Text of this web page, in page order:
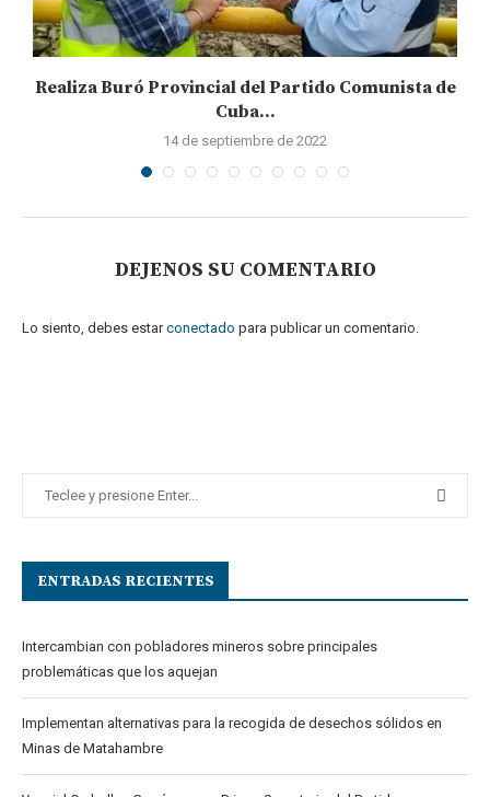
Realiza Buró Provincial del Partido Comunista de
Cuba...
14 de septiembre de 2022
DEJENOS SU COMENTARIO
Lo siento, debes estarconectado para publicar un comentario.
ENTRADAS RECIENTES
Intercambian con pobladores mineros sobre principales
problemáticas que los aquejan
Implementan alternativas para la recogida de desechos sólidos en
Minas de Matahambre